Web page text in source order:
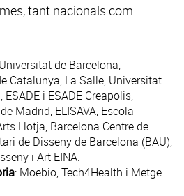
tant nacionals com
de Barcelona,
Catalunya, La Salle, Universitat
i ESADE Creapolis,
Madrid, ELISAVA, Escola
Llotja, Barcelona Centre de
de Disseny de Barcelona (BAU),
i Art EINA.
: Moebio,Tech4Health i Metge